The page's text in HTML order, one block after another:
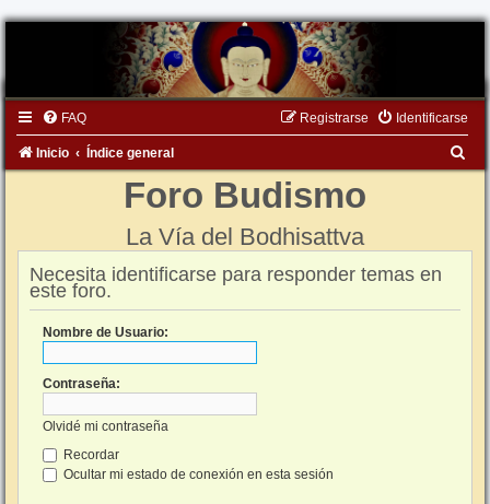
FAQ Identificarse
Registrarse
Inicio Índice general
Foro Budismo
La Vía del Bodhisattva
Necesita identificarse para responder temas en
este foro.
Nombre de Usuario:
Contraseña:
Olvidé mi contraseña
Recordar
Ocultar mi estado de conexión en esta sesión